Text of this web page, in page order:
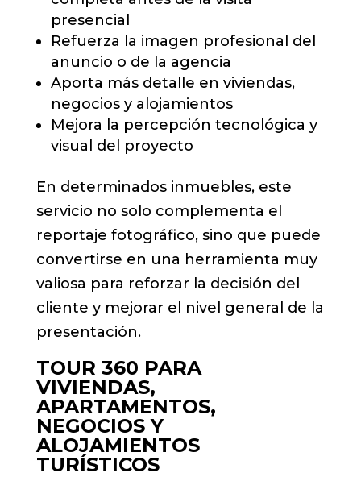
presencial
Refuerza la imagen profesional del
anuncio o de la agencia
Aporta más detalle en viviendas,
negocios y alojamientos
Mejora la percepción tecnológica y
visual del proyecto
En determinados inmuebles, este
servicio no solo complementa el
reportaje fotográfico, sino que puede
convertirse en una herramienta muy
valiosa para reforzar la decisión del
cliente y mejorar el nivel general de la
presentación.
TOUR 360 PARA
VIVIENDAS,
APARTAMENTOS,
NEGOCIOS Y
ALOJAMIENTOS
TURÍSTICOS